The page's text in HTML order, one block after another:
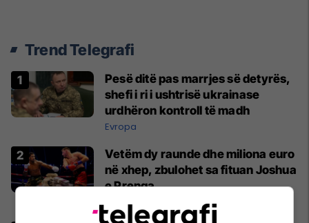
Trend Telegrafi
Pesë ditë pas marrjes së detyrës,
shefi i ri i ushtrisë ukrainase
urdhëron kontroll të madh
Evropa
Vetëm dy raunde dhe miliona euro
në xhep, zbulohet sa fituan Joshua
e Prenga